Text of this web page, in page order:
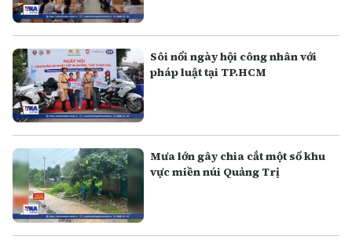
Sôi nổi ngày hội công nhân với
pháp luật tại TP.HCM
Mưa lớn gây chia cắt một số khu
vực miền núi Quảng Trị